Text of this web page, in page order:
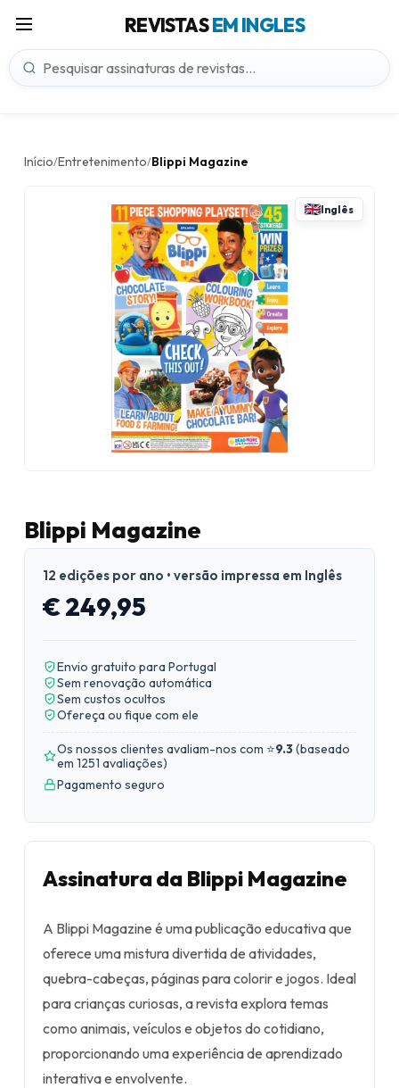
REVISTASEM INGLES
Início/Entretenimento/Blippi Magazine
Inglês
Blippi Magazine
12 edições por ano • versão impressa em Inglês
€ 249,95
Envio gratuito para Portugal
Sem renovação automática
Sem custos ocultos
Ofereça ou fique com ele
Os nossos clientes avaliam-nos com ⭐9.3(baseado
em 1251 avaliações)
Pagamento seguro
Assinatura da Blippi Magazine
A Blippi Magazine é uma publicação educativa que
oferece uma mistura divertida de atividades,
quebra-cabeças, páginas para colorir e jogos. Ideal
para crianças curiosas, a revista explora temas
como animais, veículos e objetos do cotidiano,
proporcionando uma experiência de aprendizado
interativa e envolvente.